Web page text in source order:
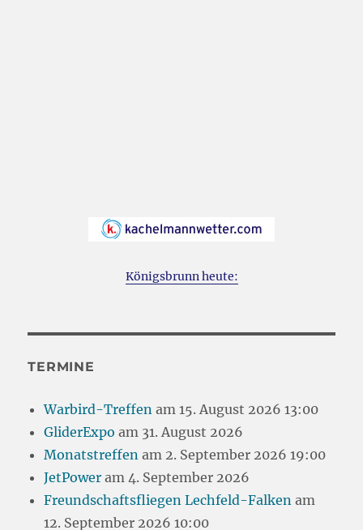
Königsbrunn heute:
TERMINE
Warbird-Treffen am 15. August 2026 13:00
GliderExpo am 31. August 2026
Monatstreffen am 2. September 2026 19:00
JetPower am 4. September 2026
Freundschaftsfliegen Lechfeld-Falken am
12. September 2026 10:00